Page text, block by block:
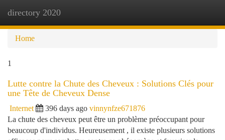
directory 2020
Home
1
Lutte contre la Chute des Cheveux : Solutions Clés pour
une Tête de Cheveux Dense
Internet 396 days ago vinnynfze671876
La chute des cheveux peut être un problème préoccupant pour
beaucoup d'individus. Heureusement , il existe plusieurs solutions